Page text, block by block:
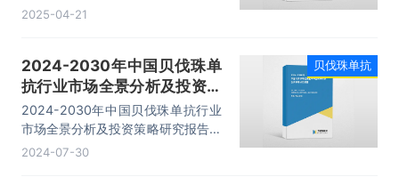
主要包括行业重点地区销售分析、发
资建议等内容。
2025-04-21
2024-2030年中国贝伐珠单
抗行业市场全景分析及投资策
略研究报告
2024-2030年中国贝伐珠单抗行业
市场全景分析及投资策略研究报告，
主要包括行业重点地区销售分析、发
2024-07-30
贝伐珠单抗